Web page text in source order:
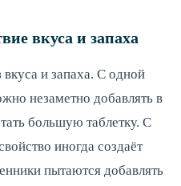
вкуса и запаха
и запаха. С одной
незаметно добавлять в
большую таблетку. С
иногда создаёт
пытаются добавлять